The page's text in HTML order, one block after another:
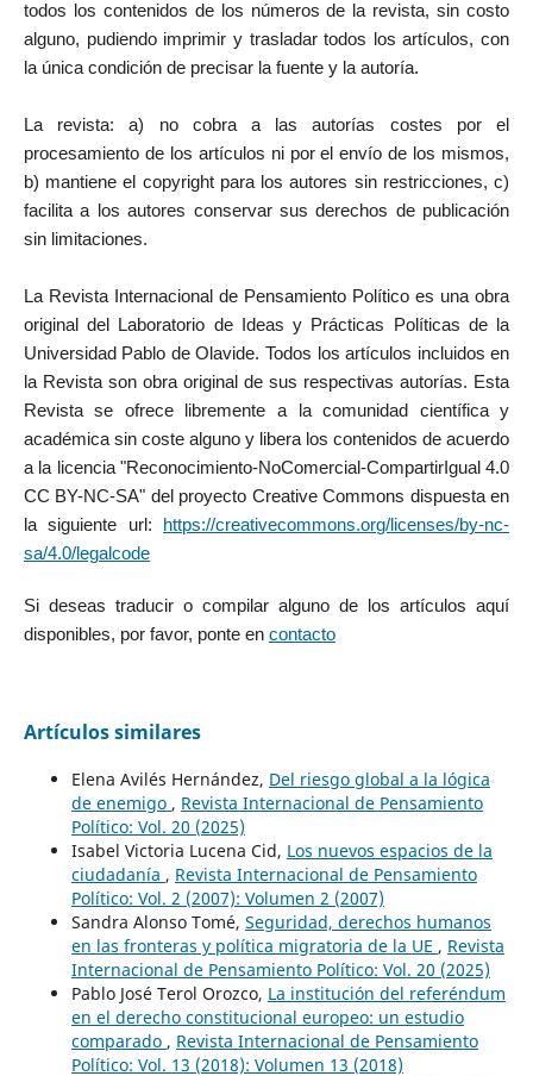
todos los contenidos de los números de la revista, sin costo
alguno, pudiendo imprimir y trasladar todos los artículos, con
la única condición de precisar la fuente y la autoría.
La revista: a) no cobra a las autorías costes por el
procesamiento de los artículos ni por el envío de los mismos,
b) mantiene el copyright para los autores sin restricciones, c)
facilita a los autores conservar sus derechos de publicación
sin limitaciones.
La Revista Internacional de Pensamiento Político es una obra
original del Laboratorio de Ideas y Prácticas Políticas de la
Universidad Pablo de Olavide. Todos los artículos incluidos en
la Revista son obra original de sus respectivas autorías. Esta
Revista se ofrece libremente a la comunidad científica y
académica sin coste alguno y libera los contenidos de acuerdo
a la licencia "Reconocimiento-NoComercial-CompartirIgual 4.0
CC BY-NC-SA" del proyecto Creative Commons dispuesta en
la siguiente url:
https://creativecommons.org/licenses/by-nc-
sa/4.0/legalcode
Si deseas traducir o compilar alguno de los artículos aquí
disponibles, por favor, ponte en contacto
Artículos similares
Elena Avilés Hernández, Del riesgo global a la lógica
de enemigo , Revista Internacional de Pensamiento
Político: Vol. 20 (2025)
Isabel Victoria Lucena Cid, Los nuevos espacios de la
ciudadanía , Revista Internacional de Pensamiento
Político: Vol. 2 (2007): Volumen 2 (2007)
Sandra Alonso Tomé, Seguridad, derechos humanos
en las fronteras y política migratoria de la UE , Revista
Internacional de Pensamiento Político: Vol. 20 (2025)
Pablo José Terol Orozco, La institución del referéndum
en el derecho constitucional europeo: un estudio
comparado , Revista Internacional de Pensamiento
Político: Vol. 13 (2018): Volumen 13 (2018)